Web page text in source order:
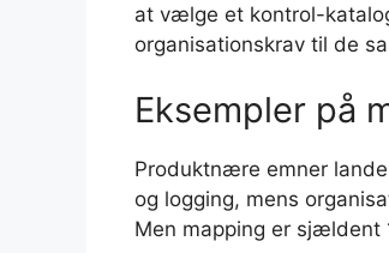
at vælge et kontrol-
organisationskrav til de
Eksempler på
Produktnære emner
og logging, mens
Men mapping er sjældent